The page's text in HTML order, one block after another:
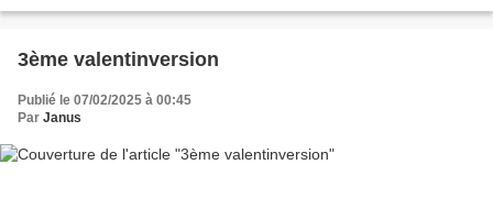
3ème valentinversion
Publié le 07/02/2025 à 00:45
Par Janus